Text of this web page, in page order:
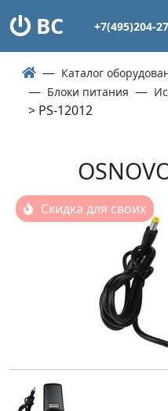
ВС +7(495)204-
Каталог
Блоки питания
> PS-12012
Скидка для своих